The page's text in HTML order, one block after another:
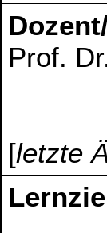
Prof.
[letzte